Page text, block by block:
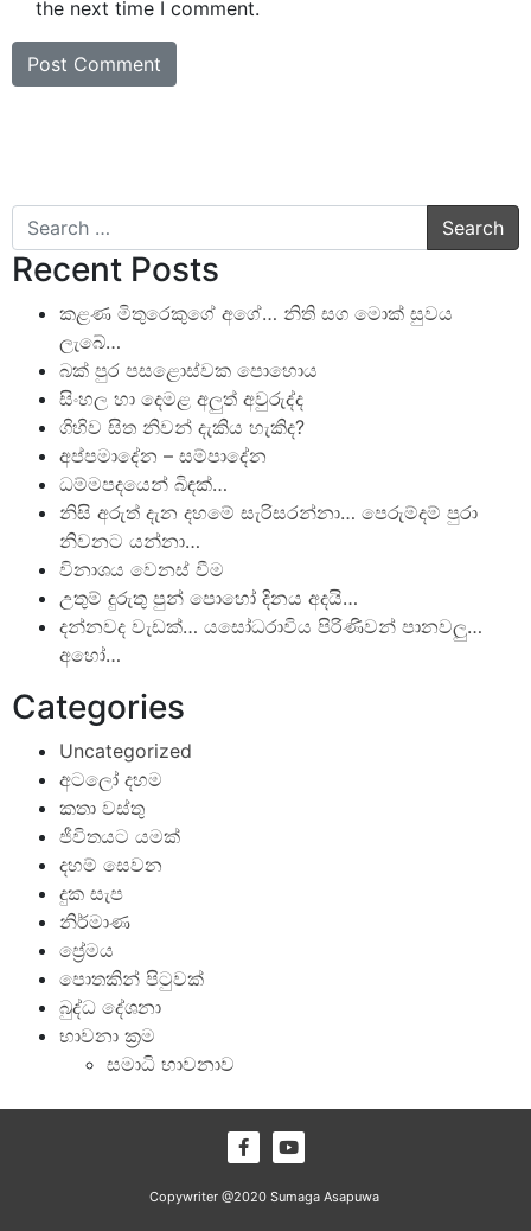
the next time I comment.
Search
Recent Posts
කළණ මිතුරෙකුගේ අගේ… නිති සග මොක් සුවය
ලැබේ…
බක් පුර පසළොස්වක පොහොය
සිංහල හා දෙමළ අලුත් අවුරුද්ද
ගිහිව සිත නිවන් දැකිය හැකිද?
අප්පමාදේන – සම්පාදේන
ධම්මපදයෙන් බිඳක්…
නිසි අරුත් දැන දහමේ සැරිසරන්නා… පෙරුම්දම් පුරා
නිවනට යන්නා…
විනාශය වෙනස් වීම
උතුම් දුරුතු පුන් පොහෝ දිනය අදයි…
දන්නවද වැඩක්… යසෝධරාවිය පිරිණිවන් පානවලු…
අහෝ…
Categories
Uncategorized
අටලෝ දහම
කතා වස්තු
ජීවිතයට යමක්
දහම් සෙවන
දුක සැප
නිර්මාණ
ප්‍රේමය
පොතකින් පිටුවක්
බුද්ධ දේශනා
භාවනා ක්‍රම
සමාධි භාවනාව
Copywriter @2020 Sumaga Asapuwa